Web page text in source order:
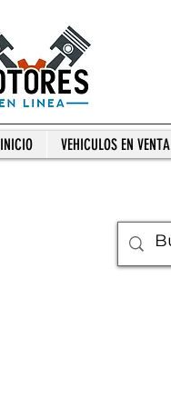
INICIO VEHICULOS EN VENTA